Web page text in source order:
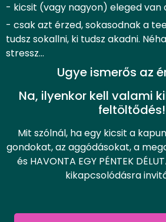
- kicsit (vagy nagyon) eleged van
- csak azt érzed, sokasodnak a
tudsz sokallni, ki tudsz akadni.
stressz…
Ugye ismerős az
Na, ilyenkor kell valami
feltöltődés!
Mit szólnál, ha egy kicsit a
gondokat, az aggódásokat, a
és HAVONTA EGY PÉNTEK
kikapcsolódásra